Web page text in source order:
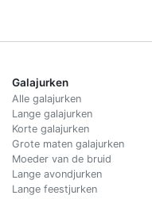
Galajurken
Alle galajurken
Lange galajurken
Korte galajurken
Grote maten galajurken
Moeder van de bruid
Lange avondjurken
Lange feestjurken